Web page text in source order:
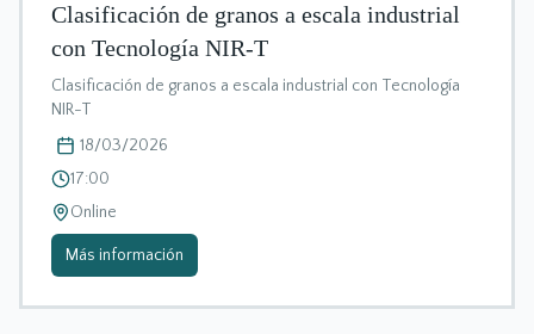
Clasificación de granos a escala industrial
con Tecnología NIR-T
Clasificación de granos a escala industrial con Tecnología
NIR-T
18/03/2026
17:00
Online
Más información